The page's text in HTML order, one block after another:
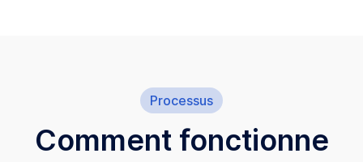
Processus
Comment fonctionne